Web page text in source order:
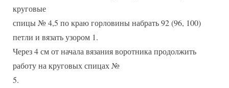
круговые
спицы № 4,5 по краю горловины набрать 92 (96, 100)
петли и вязать узором 1.
Через 4 см от начала вязания воротника продолжить
работу на круговых спицах №
5.